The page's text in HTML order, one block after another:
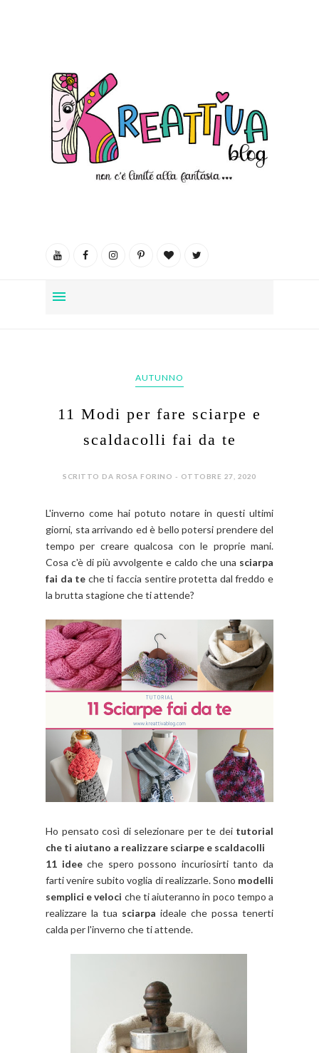
AUTUNNO
11 Modi per fare sciarpe e
scaldacolli fai da te
SCRITTO DA ROSA FORINO - OTTOBRE 27, 2020
L'inverno come hai potuto notare in questi ultimi
giorni, sta arrivando ed è bello potersi prendere del
tempo per creare qualcosa con le proprie mani.
Cosa c'è di più avvolgente e caldo che una sciarpa
fai da te che ti faccia sentire protetta dal freddo e
la brutta stagione che ti attende?
Ho pensato così di selezionare per te deitutorial
che ti aiutano a realizzare sciarpe e scaldacolli
11 ideeche spero possono incuriosirti tanto da
farti venire subito voglia di realizzarle. Sono modelli
semplici e veloci che ti aiuteranno in poco tempo a
realizzare la tua sciarpa ideale che possa tenerti
calda per l'inverno che ti attende.